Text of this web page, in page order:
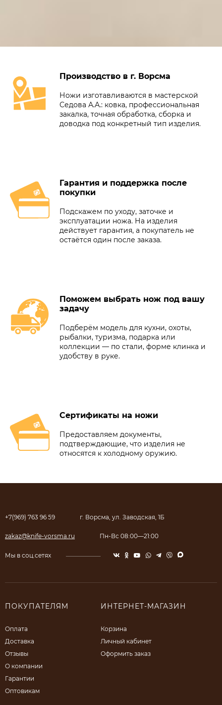
Производство в г. Ворсма
Ножи изготавливаются в мастерской
Седова А.А.: ковка, профессиональная
закалка, точная обработка, сборка и
доводка под конкретный тип изделия.
Гарантия и поддержка после
покупки
Подскажем по уходу, заточке и
эксплуатации ножа. На изделия
действует гарантия, а покупатель не
остаётся один после заказа.
Поможем выбрать нож под вашу
задачу
Подберём модель для кухни, охоты,
рыбалки, туризма, подарка или
коллекции — по стали, форме клинка и
удобству в руке.
Сертификаты на ножи
Предоставляем документы,
подтверждающие, что изделия не
относятся к холодному оружию.
+7(969) 763 96 59 г. Ворсма, ул. Заводская, 1Б
zakaz@knife-vorsma.ru Пн-Вс 08:00—21:00
Мы в соц.сетях
ПОКУПАТЕЛЯМ
Оплата
Доставка
Отзывы
О компании
Гарантии
Оптовикам
ИНТЕРНЕТ-МАГАЗИН
Корзина
Личный кабинет
Оформить заказ